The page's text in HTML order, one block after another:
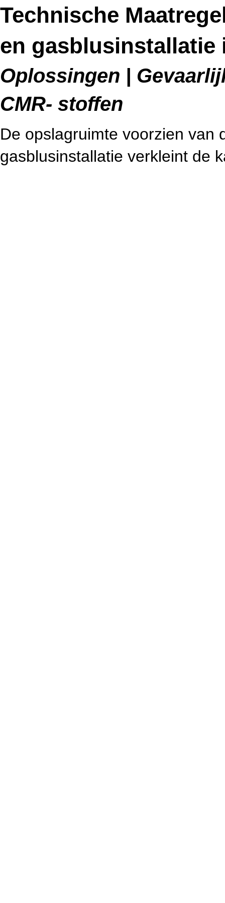
Technische
en gasblusinstallatie
Oplossingen |
CMR- stoffen
De opslagruimte voorzien van
gasblusinstallatie verkleint de